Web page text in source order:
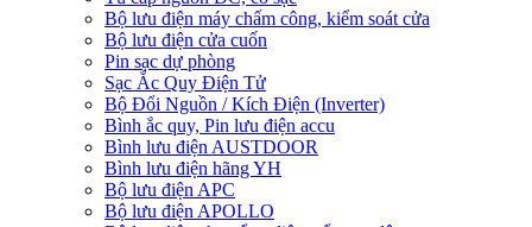
Bộ lưu điện máy chấm công, kiểm soát cửa
Bộ lưu điện cửa cuốn
Pin sạc dự phòng
Sạc Ắc Quy Điện Tử
Bộ Đổi Nguồn / Kích Điện (Inverter)
Bình ắc quy, Pin lưu điện accu
Bình lưu điện AUSTDOOR
Bình lưu điện hãng YH
Bộ lưu điện APC
Bộ lưu điện APOLLO